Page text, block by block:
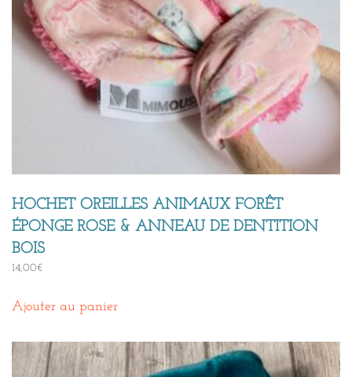
HOCHET OREILLES ANIMAUX FORÊT
ÉPONGE ROSE & ANNEAU DE DENTITION
BOIS
14,00€
Ajouter au panier